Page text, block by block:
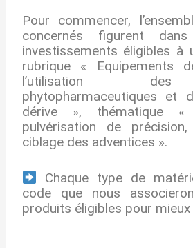
Pour commencer,
concernés figurent
investissements éligibles à
rubrique « Equipements
l’utilisation
phytopharmaceutiques et
dérive », thématique «
pulvérisation de
ciblage des adventices ».
Chaque type de
code que nous
produits éligibles pour mieux